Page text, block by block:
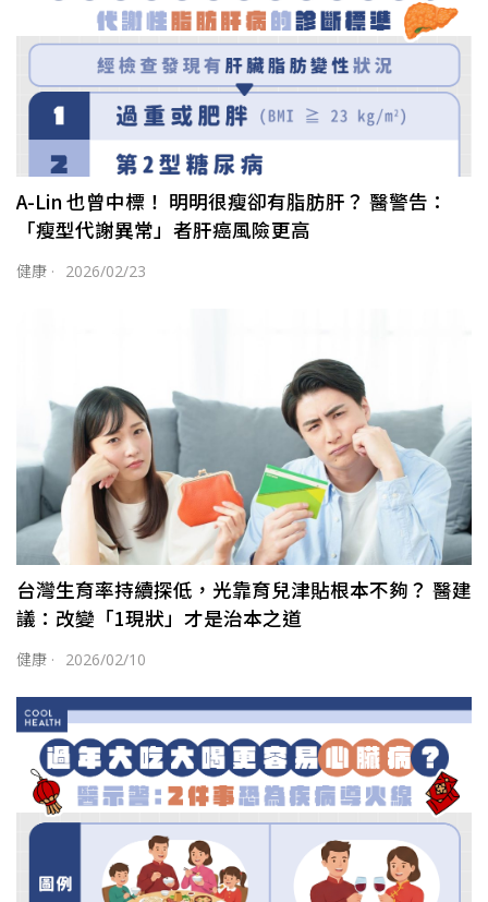
A-Lin 也曾中標！ 明明很瘦卻有脂肪肝？ 醫警告：
「瘦型代謝異常」者肝癌風險更高
健康 · 2026/02/23
台灣生育率持續探低，光靠育兒津貼根本不夠？ 醫建
議：改變「1現狀」才是治本之道
健康 · 2026/02/10